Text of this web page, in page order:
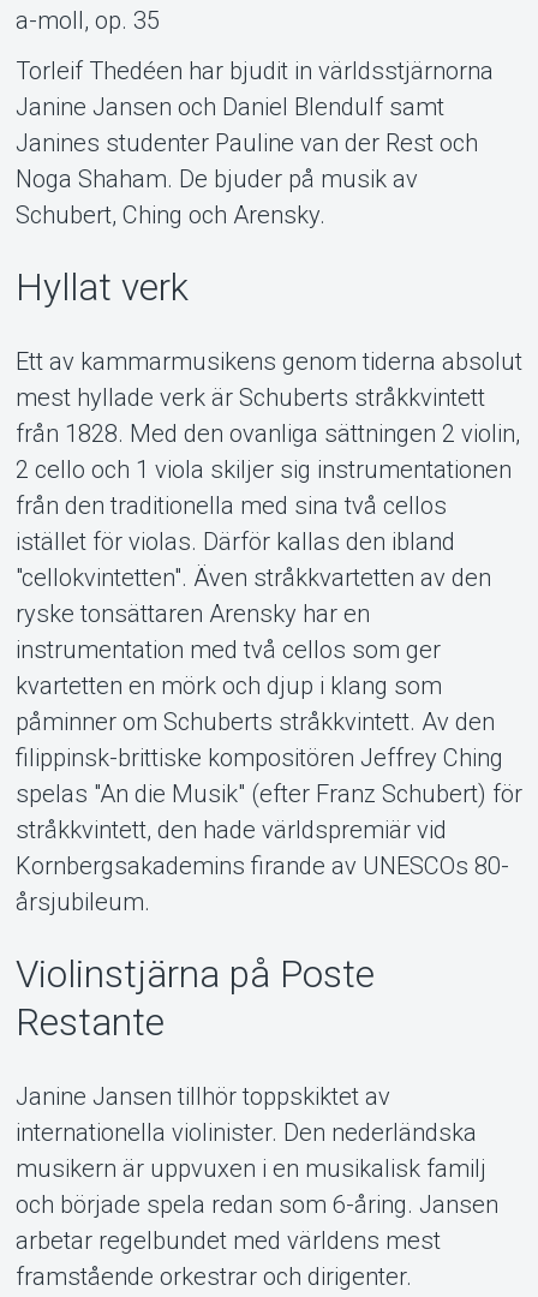
Support
Om Tickster
a-moll, op. 35
Torleif Thedéen har bjudit in världsstjärnorna
Janine Jansen och Daniel Blendulf samt
Janines studenter Pauline van der Rest och
Noga Shaham. De bjuder på musik av
Schubert, Ching och Arensky.
Hyllat verk
Ett av kammarmusikens genom tiderna absolut
mest hyllade verk är Schuberts stråkkvintett
från 1828. Med den ovanliga sättningen 2 violin,
2 cello och 1 viola skiljer sig instrumentationen
från den traditionella med sina två cellos
istället för violas. Därför kallas den ibland
"cellokvintetten". Även stråkkvartetten av den
ryske tonsättaren Arensky har en
instrumentation med två cellos som ger
kvartetten en mörk och djup i klang som
påminner om Schuberts stråkkvintett. Av den
filippinsk-brittiske kompositören Jeffrey Ching
spelas "An die Musik" (efter Franz Schubert) för
stråkkvintett, den hade världspremiär vid
Kornbergsakademins firande av UNESCOs 80-
årsjubileum.
Violinstjärna på Poste
Restante
Janine Jansen tillhör toppskiktet av
internationella violinister. Den nederländska
musikern är uppvuxen i en musikalisk familj
och började spela redan som 6-åring. Jansen
arbetar regelbundet med världens mest
framstående orkestrar och dirigenter.